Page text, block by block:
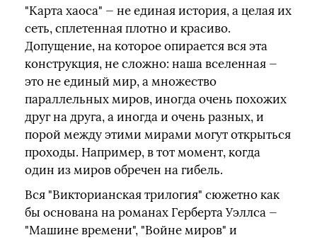
"Карта хаоса" — не единая история, а целая их
сеть, сплетенная плотно и красиво.
Допущение, на которое опирается вся эта
конструкция, не сложно: наша вселенная —
это не единый мир, а множество
параллельных миров, иногда очень похожих
друг на друга, а иногда и очень разных, и
порой между этими мирами могут открыться
проходы. Например, в тот момент, когда
один из миров обречен на гибель.
Вся "Викторианская трилогия" сюжетно как
бы основана на романах Герберта Уэллса —
"Машине времени", "Войне миров" и